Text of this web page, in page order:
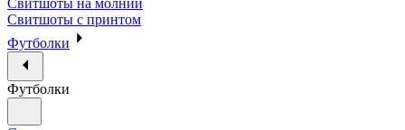
Свитшоты с принтом
Футболки
Футболки